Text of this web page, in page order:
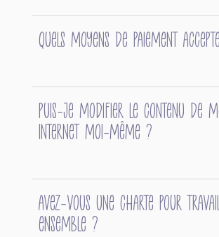
Quels moyens de paiement
Puis-je modifier le contenu de
internet moi-même ?
Avez-vous une charte pour
ensemble ?